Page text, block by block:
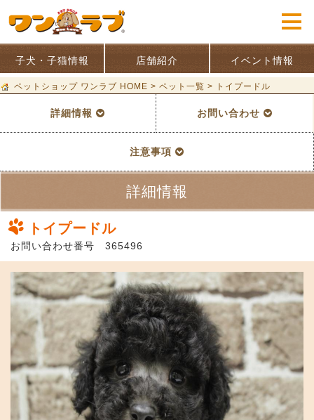
子犬・子猫情報 店舗紹介 イベント情報
ペットショップ ワンラブ HOME > ペット一覧 > トイプードル
詳細情報 お問い合わせ
注意事項
詳細情報
トイプードル
お問い合わせ番号 365496